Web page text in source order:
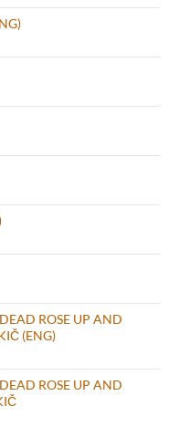
ROSE UP AND
(ENG)
ROSE UP AND